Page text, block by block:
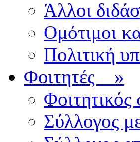
Άλλοι
Ομότιμοι
Πολιτική
Φοιτητές »
Φοιτητικός
Σύλλογος